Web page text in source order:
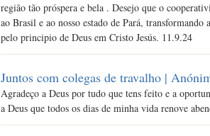
região tão próspera e bela . Desejo que o
ao Brasil e ao nosso estado de Pará,
pelo principio de Deus em Cristo Jesús. 11.9.24
Juntos com colegas de travalho |
Agradeço a Deus por tudo que tens feito e a
a Deus que todos os dias de minha vida renove